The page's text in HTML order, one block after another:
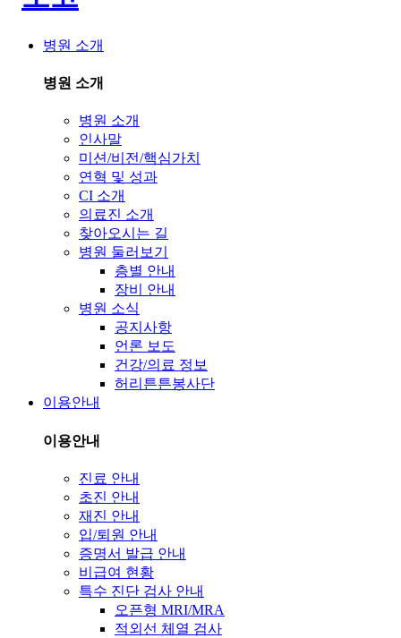
병원 소개
병원 소개
병원 소개
인사말
미션/비전/핵심가치
연혁 및 성과
CI 소개
의료진 소개
찾아오시는 길
병원 둘러보기
층별 안내
장비 안내
병원 소식
공지사항
언론 보도
건강/의료 정보
허리튼튼봉사단
이용안내
이용안내
진료 안내
초진 안내
재진 안내
입/퇴원 안내
증명서 발급 안내
비급여 현황
특수 진단 검사 안내
오픈형 MRI/MRA
적외선 체열 검사